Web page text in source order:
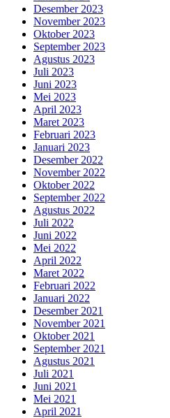
Desember 2023
November 2023
Oktober 2023
September 2023
Agustus 2023
Juli 2023
Juni 2023
Mei 2023
April 2023
Maret 2023
Februari 2023
Januari 2023
Desember 2022
November 2022
Oktober 2022
September 2022
Agustus 2022
Juli 2022
Juni 2022
Mei 2022
April 2022
Maret 2022
Februari 2022
Januari 2022
Desember 2021
November 2021
Oktober 2021
September 2021
Agustus 2021
Juli 2021
Juni 2021
Mei 2021
April 2021